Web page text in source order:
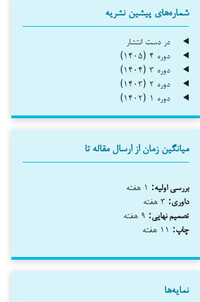
شماره‌های پیشین نشریه
در دست انتشار
دوره ۴ (۱۴۰۵)
دوره ۳ (۱۴۰۴)
دوره ۲ (۱۴۰۳)
دوره ۱ (۱۴۰۲)
میانگین زمان از ارسال مقاله تا
بررسی اولیه:
داوری:
تصمیم نهایی:
چاپ:
نمایه‌ها